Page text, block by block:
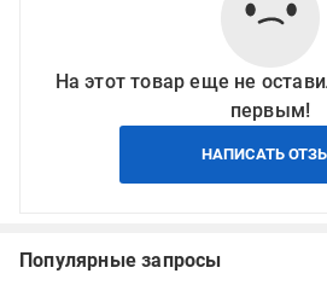
На этот товар еще не
первым!
НАПИСАТЬ
Популярные запросы